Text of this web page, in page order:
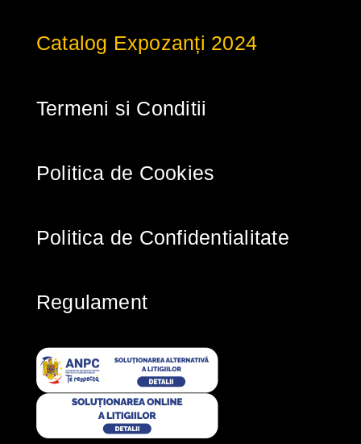
Catalog Expozanți 2024
Termeni si Conditii
Politica de Cookies
Politica de Confidentialitate
Regulament